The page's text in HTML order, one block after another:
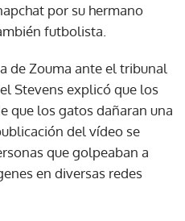
por su hermano
futbolista.
de Zouma ante el tribunal
Stevens explicó que los
que los gatos dañaran una
del vídeo se
que golpeaban a
en diversas redes